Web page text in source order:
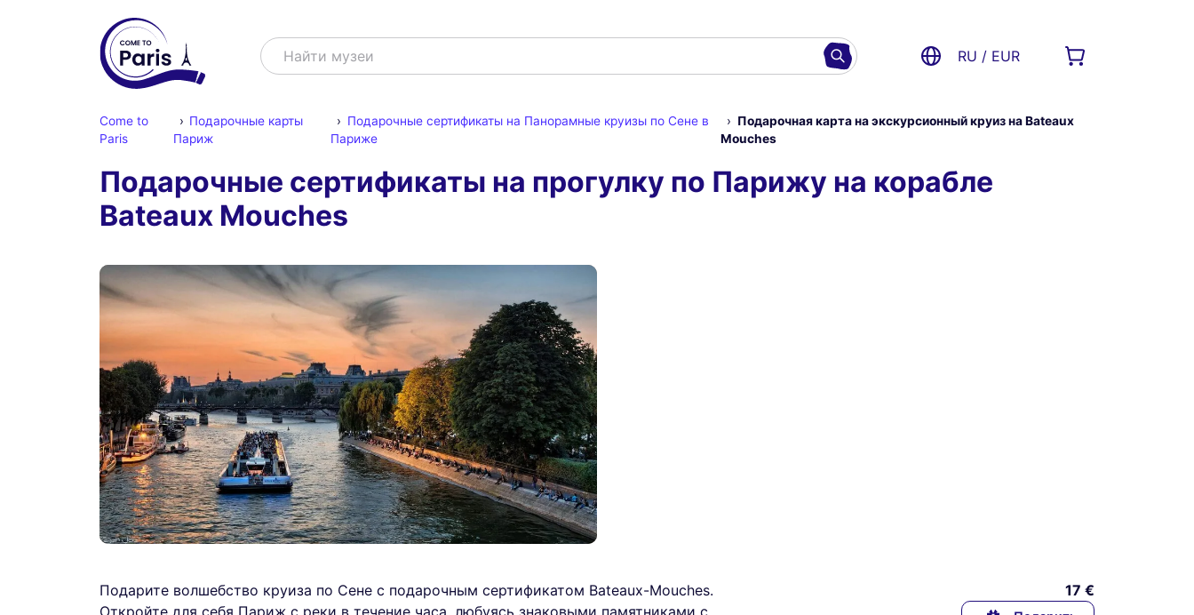
ПоискНайти шоу RU / EUR
Come to
Paris
Подарочные карты
Париж
Подарочные сертификаты на Панорамные круизы по Сене в
Париже
Подарочная карта на экскурсионный круиз на Bateaux
Mouches
Подарочные сертификаты на прогулку по Парижу на корабле
Bateaux Mouches
Подарите волшебство круиза по Сене с подарочным сертификатом Bateaux-Mouches.
Откройте для себя Париж с реки в течение часа, любуясь знаковыми памятниками с
17 €